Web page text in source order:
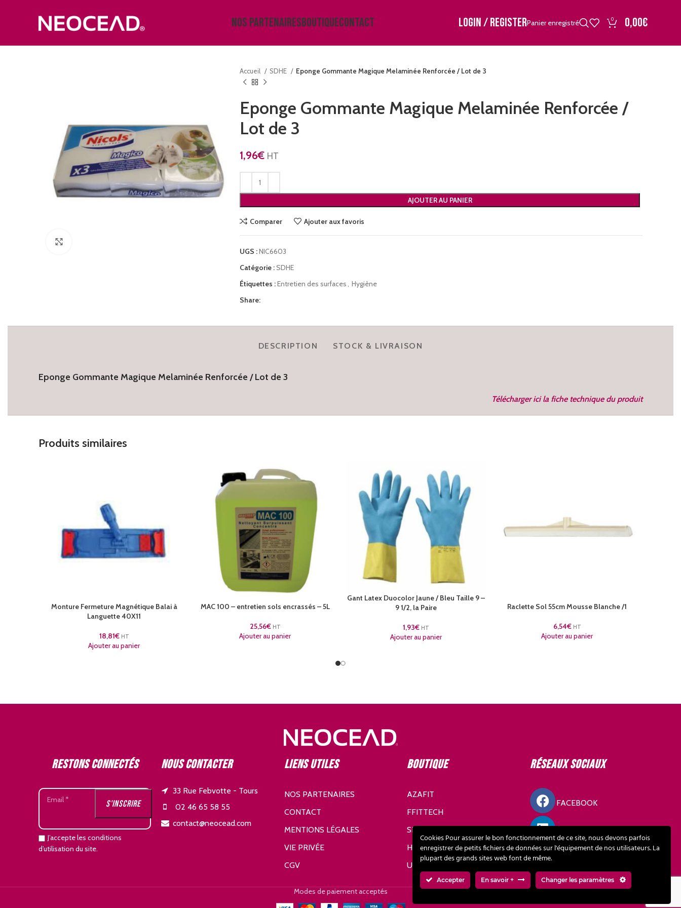
NOS PARTENAIRESBOUTIQUECONTACT LOGIN / REGISTERPanier enregistré 0 0,00€
Accueil SDHE Eponge Gommante Magique Melaminée Renforcée / Lot de 3
Eponge Gommante Magique Melaminée Renforcée /
Lot de 3
1,96€ HT
AJOUTER AU PANIER
Comparer Ajouter aux favoris
UGS :NIC6603
Catégorie :SDHE
Étiquettes :Entretien des surfaces, Hygiène
Share:
DESCRIPTION STOCK & LIVRAISON
Eponge Gommante Magique Melaminée Renforcée / Lot de 3
Télécharger ici la fiche technique du produit
Produits similaires
Monture Fermeture Magnétique Balai à
Languette 40X11
18,81€ HT
Ajouter au panier
MAC 100 – entretien sols encrassés – 5L
25,56€ HT
Ajouter au panier
Gant Latex Duocolor Jaune / Bleu Taille 9 –
9 1/2, la Paire
1,93€ HT
Ajouter au panier
Raclette Sol 55cm Mousse Blanche /1
6,54€ HT
Ajouter au panier
Restons connectés
J’accepte les conditions
d’utilisation du site.
Nous contacter
33 Rue Febvotte - Tours
02 46 65 58 55
contact@neocead.com
Liens utiles
NOS PARTENAIRES
CONTACT
MENTIONS LÉGALES
VIE PRIVÉE
CGV
Boutique
AZAFIT
FFITTECH
SDHE
HURIC
UNDER ARMOUR
Réseaux sociaux
FACEBOOK
Modes de paiement acceptés
Cookies Pour assurer le bon fonctionnement de ce site, nous devons parfois
enregistrer de petits fichiers de données sur l'équipement de nos utilisateurs. La
plupart des grands sites web font de même.
Accepter En savoir + Changer les paramètres